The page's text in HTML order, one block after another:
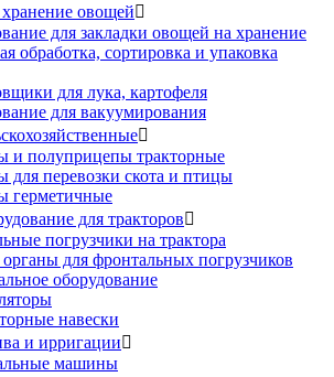
овощей
для закладки овощей на хранение
обработка, сортировка и упаковка
для лука, картофеля
для вакуумирования

и полуприцепы тракторные
для перевозки скота и птицы
герметичные
для тракторов
погрузчики на трактора
для фронтальных погрузчиков
оборудование
навески
и ирригации
машины